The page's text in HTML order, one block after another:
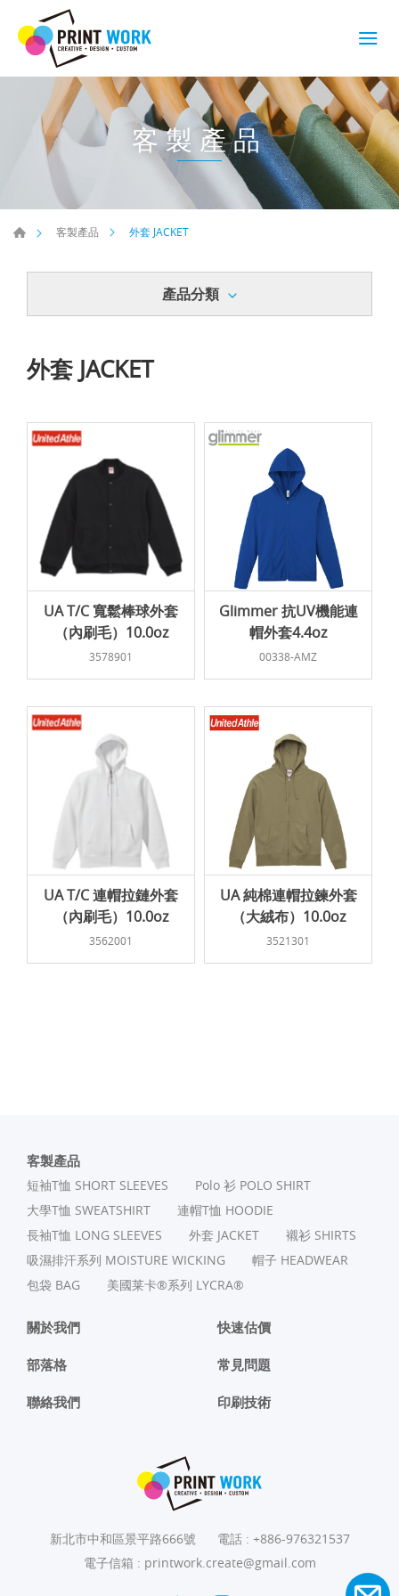
客製產品
客製產品 外套 JACKET
產品分類
外套 JACKET
UA T/C 寬鬆棒球外套
（內刷毛）10.0oz
3578901
Glimmer 抗UV機能連
帽外套4.4oz
00338-AMZ
UA T/C 連帽拉鏈外套
（內刷毛）10.0oz
3562001
UA 純棉連帽拉鍊外套
（大絨布）10.0oz
3521301
客製產品
短袖T恤 SHORT SLEEVES
Polo 衫 POLO SHIRT
⼤學T恤 SWEATSHIRT
連帽T恤 HOODIE
長袖T恤 LONG SLEEVES
外套 JACKET
襯衫 SHIRTS
吸濕排汗系列 MOISTURE WICKING
帽子 HEADWEAR
包袋 BAG
美國莱卡®系列 LYCRA®
關於我們 快速估價
部落格 常見問題
聯絡我們 印刷技術
新北市中和區景平路666號 電話 : +886-976321537
電子信箱 : printwork.create@gmail.com